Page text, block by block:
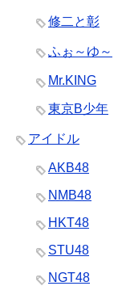
修二と彰
ふぉ～ゆ～
Mr.KING
東京B少年
アイドル
AKB48
NMB48
HKT48
STU48
NGT48